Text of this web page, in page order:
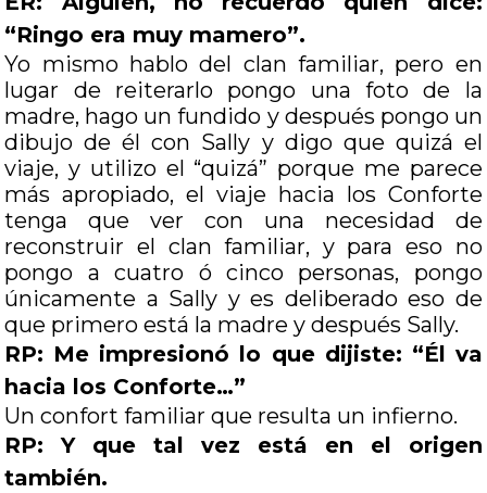
“Ringo era muy mamero”.
Yo mismo hablo del clan familiar, pero en
lugar de reiterarlo pongo una foto de la
madre, hago un fundido y después pongo un
dibujo de él con Sally y digo que quizá el
viaje, y utilizo el “quizá” porque me parece
más apropiado, el viaje hacia los Conforte
tenga que ver con una necesidad de
reconstruir el clan familiar, y para eso no
pongo a cuatro ó cinco personas, pongo
únicamente a Sally y es deliberado eso de
que primero está la madre y después Sally.
RP: Me impresionó lo que dijiste: “Él va
hacia los Conforte…”
Un confort familiar que resulta un infierno.
RP: Y que tal vez está en el origen
también.